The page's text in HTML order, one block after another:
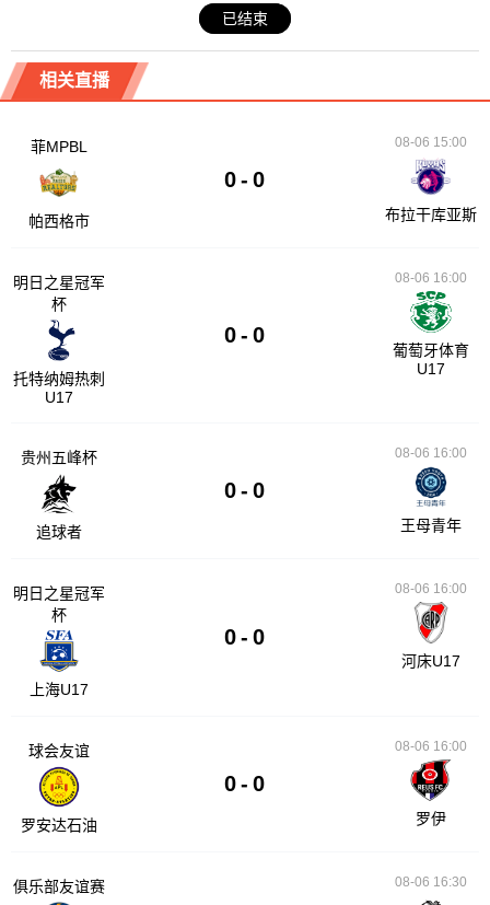
已结束
相关直播
菲MPBL
帕西格市
0 - 0
08-06 15:00
布拉干库亚斯
明日之星冠军
杯
托特纳姆热刺
U17
0 - 0
08-06 16:00
葡萄牙体育
U17
贵州五峰杯
追球者
0 - 0
08-06 16:00
王母青年
明日之星冠军
杯
上海U17
0 - 0
08-06 16:00
河床U17
球会友谊
罗安达石油
0 - 0
08-06 16:00
罗伊
俱乐部友谊赛 08-06 16:30